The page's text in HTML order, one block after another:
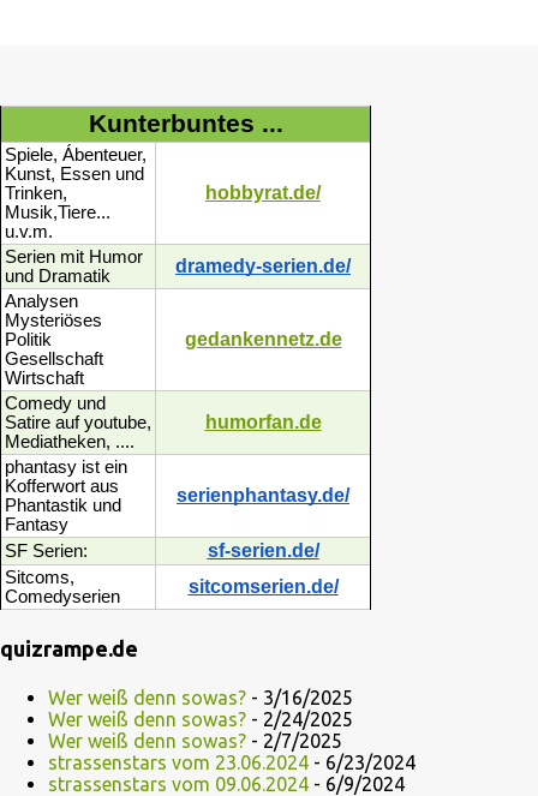
Kunterbuntes ...
Spiele, Ábenteuer,
Kunst, Essen und
Trinken,
Musik,Tiere...
u.v.m.
hobbyrat.de/
Serien mit Humor
und Dramatik
dramedy-serien.de/
Analysen
Mysteriöses
Politik
Gesellschaft
Wirtschaft
gedankennetz.de
Comedy und
Satire auf youtube,
Mediatheken, ....
humorfan.de
phantasy ist ein
Kofferwort aus
Phantastik und
Fantasy
serienphantasy.de/
SF Serien: sf-serien.de/
Sitcoms,
Comedyserien
sitcomserien.de/
quizrampe.de
Wer weiß denn sowas? - 3/16/2025
Wer weiß denn sowas? - 2/24/2025
Wer weiß denn sowas? - 2/7/2025
strassenstars vom 23.06.2024 - 6/23/2024
strassenstars vom 09.06.2024 - 6/9/2024